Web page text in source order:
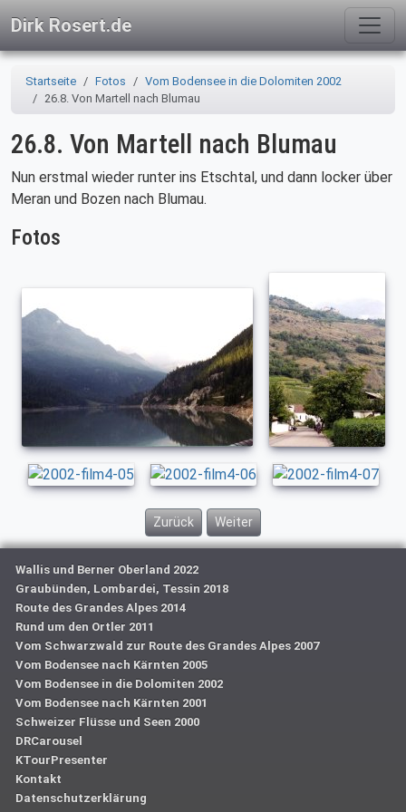
Dirk Rosert.de
Startseite Fotos
Vom Bodensee in die Dolomiten 2002
26.8. Von Martell nach Blumau
26.8. Von Martell nach Blumau
Nun erstmal wieder runter ins Etschtal, und dann locker über
Meran und Bozen nach Blumau.
Fotos
Vorheriger Beitrag: 25.8. Wandertag
Zurück Nächster Beitrag: 27.8. Ausflug
Weiter
Wallis und Berner Oberland 2022
Graubünden, Lombardei, Tessin 2018
Route des Grandes Alpes 2014
Rund um den Ortler 2011
Vom Schwarzwald zur Route des Grandes Alpes 2007
Vom Bodensee nach Kärnten 2005
Vom Bodensee in die Dolomiten 2002
Vom Bodensee nach Kärnten 2001
Schweizer Flüsse und Seen 2000
DRCarousel
KTourPresenter
Kontakt
Datenschutzerklärung